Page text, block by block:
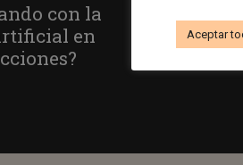
con la
en
Aceptar